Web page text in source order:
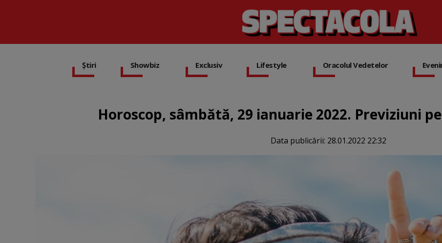
Știri Showbiz Exclusiv Lifestyle Oracolul Vedetelor
Horoscop, sâmbătă, 29 ianuarie 2022. Previziuni
Data publicării: 28.01.2022 22:32